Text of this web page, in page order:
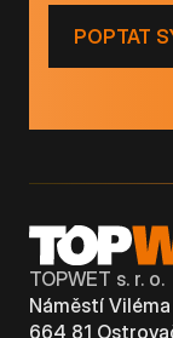
POPTAT
TOPWET s. r. o.
Náměstí
664 81